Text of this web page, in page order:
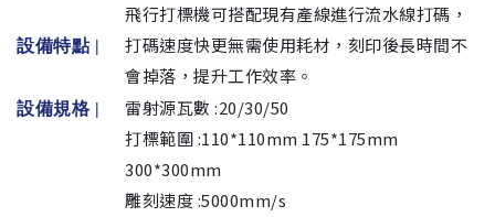
設備特點 |
飛行打標機可搭配現有產線進行流水線打碼，
打碼速度快更無需使用耗材，刻印後長時間不
會掉落，提升工作效率。
設備規格 |
雷射源瓦數 :20/30/50
打標範圍 :110*110mm 175*175mm
300*300mm
雕刻速度 :5000mm/s